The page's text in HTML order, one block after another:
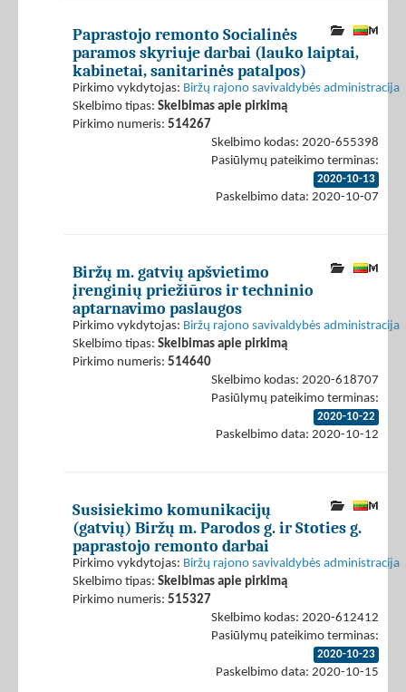
Paprastojo remonto Socialinės
paramos skyriuje darbai (lauko laiptai,
kabinetai, sanitarinės patalpos)
Pirkimo vykdytojas: Biržų rajono savivaldybės administracija
Skelbimo tipas: Skelbimas apie pirkimą
Pirkimo numeris: 514267
Skelbimo kodas: 2020-655398
Pasiūlymų pateikimo terminas:
2020-10-13
Paskelbimo data: 2020-10-07
Biržų m. gatvių apšvietimo
įrenginių priežiūros ir techninio
aptarnavimo paslaugos
Pirkimo vykdytojas: Biržų rajono savivaldybės administracija
Skelbimo tipas: Skelbimas apie pirkimą
Pirkimo numeris: 514640
Skelbimo kodas: 2020-618707
Pasiūlymų pateikimo terminas:
2020-10-22
Paskelbimo data: 2020-10-12
Susisiekimo komunikacijų
(gatvių) Biržų m. Parodos g. ir Stoties g.
paprastojo remonto darbai
Pirkimo vykdytojas: Biržų rajono savivaldybės administracija
Skelbimo tipas: Skelbimas apie pirkimą
Pirkimo numeris: 515327
Skelbimo kodas: 2020-612412
Pasiūlymų pateikimo terminas:
2020-10-23
Paskelbimo data: 2020-10-15